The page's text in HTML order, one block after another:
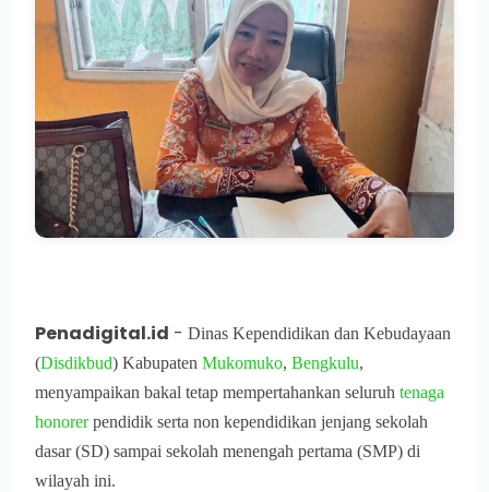
Penadigital.id -Dinas Kependidikan dan Kebudayaan
(Disdikbud) KabupatenMukomuko,Bengkulu,
menyampaikan bakal tetap mempertahankan seluruhtenaga
honorerpendidik serta non kependidikan jenjang sekolah
dasar (SD) sampai sekolah menengah pertama (SMP) di
wilayah ini.